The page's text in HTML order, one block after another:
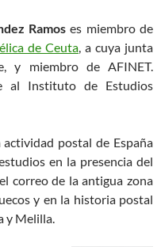
Ramos es miembro de
de Ceuta, a cuya junta
y miembro de AFINET.
al Instituto de Estudios
postal de España
en la presencia del
correo de la antigua zona
y en la historia postal
y Melilla.